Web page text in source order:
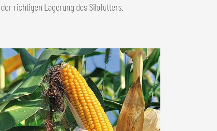
richtigen Lagerung des Silofutters.